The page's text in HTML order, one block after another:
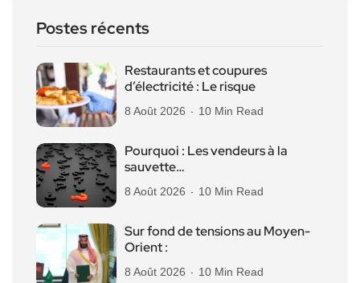
Postes récents
Restaurants et coupures
d’électricité : Le risque
8 Août 2026 10 Min Read
Pourquoi : Les vendeurs à la
sauvette…
8 Août 2026 10 Min Read
Sur fond de tensions au Moyen-
Orient :
8 Août 2026 10 Min Read